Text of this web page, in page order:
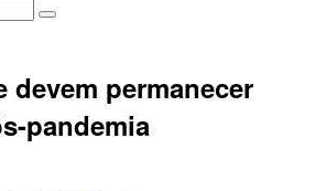
devem permanecer
pandemia